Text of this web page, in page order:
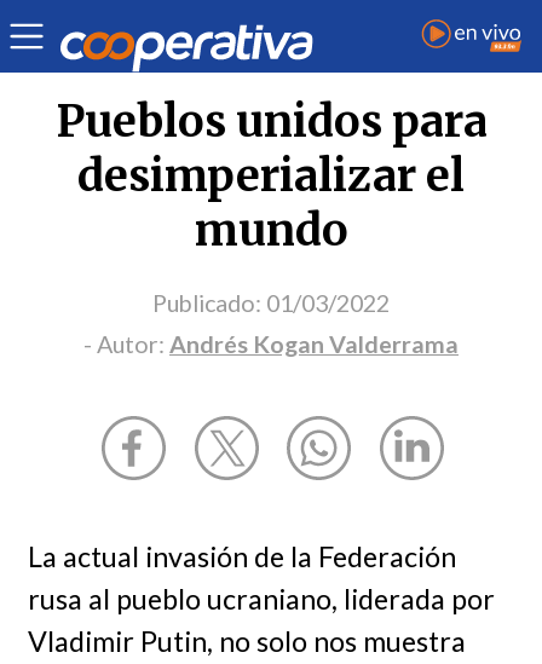
Opinión | Andrés Kogan Valderrama
Pueblos unidos para
desimperializar el
mundo
Publicado: 01/03/2022
- Autor: Andrés Kogan Valderrama
La actual invasión de la Federación
rusa al pueblo ucraniano, liderada por
Vladimir Putin, no solo nos muestra